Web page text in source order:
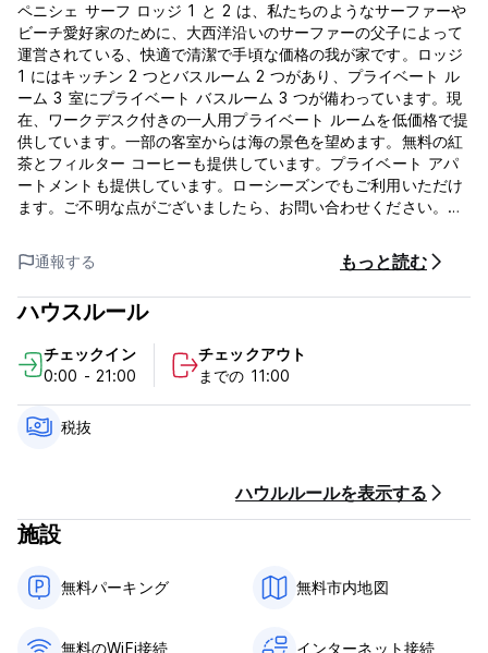
ペニシェ サーフ ロッジ 1 と 2 は、私たちのようなサーファーや
ビーチ愛好家のために、大西洋沿いのサーファーの父子によって
運営されている、快適で清潔で手頃な価格の我が家です。ロッジ
1 にはキッチン 2 つとバスルーム 2 つがあり、プライベート ル
ーム 3 室にプライベート バスルーム 3 つが備わっています。現
在、ワークデスク付きの一人用プライベート ルームを低価格で提
供しています。一部の客室からは海の景色を望めます。無料の紅
茶とフィルター コーヒーも提供しています。プライベート アパ
ートメントも提供しています。ローシーズンでもご利用いただけ
ます。ご不明な点がございましたら、お問い合わせください。私
ンスポットへ連れて行き、サーフィンレッスン、プロのサーフィ
ンコーチング、用具のレンタルを一年中提供しています。ペニシ
ェの家庭的なビーチサイドの宿泊施設で、サーフィンが大好きな
家族によって所有、運営されています。旅行や世界中からの新し
でリラックスしたロッジでくつろぐことができます。そこであな
たも新しい友達に出会うことができます。私たちは2つのロッジ
があり、1つは少し静かなので、リクエストしてください。私たち
は無料で無制限のお茶を提供していますコーヒーを濾してから、
良いビーチキャンプを作り、その日は一緒にサーフィンをしま
ッパで最も安定した波を体験しに来てください。当ホテルは、ポ
級の波スポットであるスーパーチューボスから数分の距離にあり
ます。リップ カール プロの本拠地は毎年 10 月に開催されま
フェ ショップ、銀行も徒歩圏内にあります。
通報する もっと読む
ハウスルール
チェックイン
0:00 - 21:00
チェックアウト
までの 11:00
税抜
ハウルルールを表示する
施設
無料パーキング 無料市内地図
無料のWiFi接続 インターネット接続